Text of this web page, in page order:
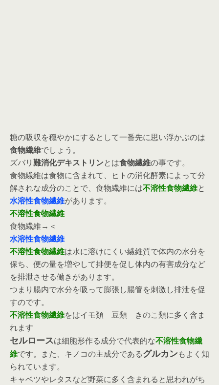
糖の吸収を穏やかにするとして一番先に思い浮かぶのは
食物繊維でしょう。
ズバリ難消化デキストリンとは食物繊維の事です。
食物繊維は食物に含まれて、ヒトの消化酵素によって分
解されな成分のことで、食物繊維には不溶性食物繊維と
水溶性食物繊維があります。
不溶性食物繊維
食物繊維→＜
水溶性食物繊維
不溶性食物繊維は水に溶けにくい繊維質で体内の水分を
保ち、便の量を増やして排便を促し体内の有害成分など
を排泄させる働きがあります。
つまり腸内で水分を吸って膨張し腸管を刺激し排泄を促
すのです。
不溶性食物繊維をはイモ類 豆類 きのこ類に多く含ま
れます
セルロースは細胞形作る成分で代表的な不溶性食物繊
維です。また、キノコの主成分であるグルカンもよく知
られています。
キャベツやレタスなど野菜に多く含まれると思われがち